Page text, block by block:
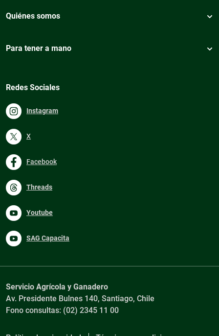
Quiénes somos
Para tener a mano
Redes Sociales
Instagram
X
Facebook
Threads
Youtube
SAG Capacita
Servicio Agrícola y Ganadero
Av. Presidente Bulnes 140, Santiago, Chile
Fono consultas: (02) 2345 11 00